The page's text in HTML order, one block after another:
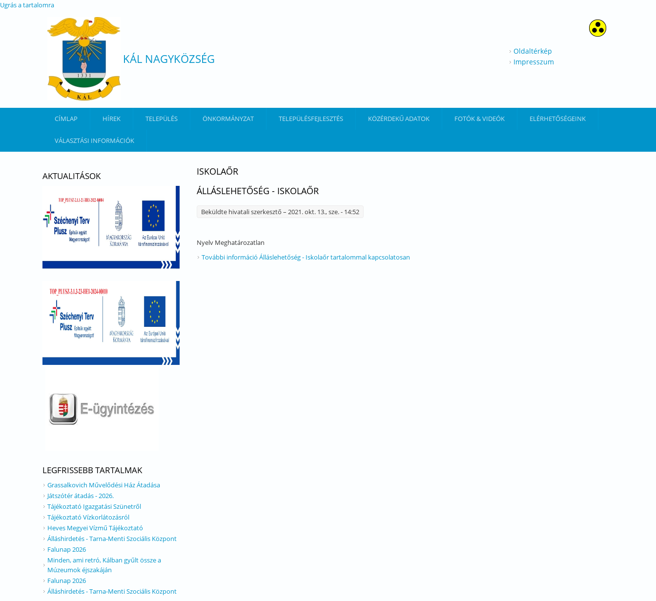
Ugrás a tartalomra
KÁL NAGYKÖZSÉG
Oldaltérkép
Impresszum
CÍMLAP HÍREK TELEPÜLÉS ÖNKORMÁNYZAT TELEPÜLÉSFEJLESZTÉS KÖZÉRDEKŰ ADATOK FOTÓK & VIDEÓK ELÉRHETŐSÉGEINK
VÁLASZTÁSI INFORMÁCIÓK
ISKOLAŐR
ÁLLÁSLEHETŐSÉG - ISKOLAŐR
Beküldte hivatali szerkesztő – 2021. okt. 13., sze. - 14:52
Nyelv Meghatározatlan
További információ Álláslehetőség - Iskolaőr tartalommal kapcsolatosan
AKTUALITÁSOK
LEGFRISSEBB TARTALMAK
Grassalkovich Művelődési Ház Átadása
Játszótér átadás - 2026.
Tájékoztató Igazgatási Szünetről
Tájékoztató Vízkorlátozásról
Heves Megyei Vízmű Tájékoztató
Álláshirdetés - Tarna-Menti Szociális Központ
Falunap 2026
Minden, ami retró, Kálban gyűlt össze a
Múzeumok éjszakáján
Falunap 2026
Álláshirdetés - Tarna-Menti Szociális Központ